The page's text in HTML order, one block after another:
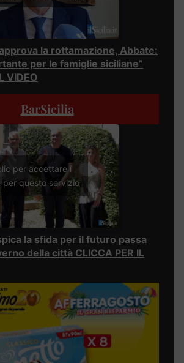
approva la rottamazione, Abbate:
per le famiglie siciliane”
VIDEO
BarSicilia
per accettare i
per questo servizio
la sfida per il futuro passa
della città CLICCA PER IL